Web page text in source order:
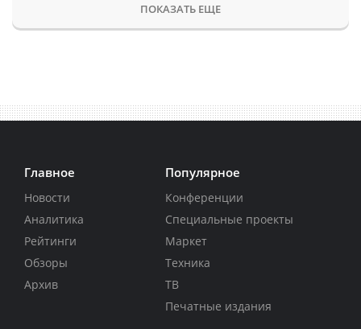
ПОКАЗАТЬ ЕЩЕ
Главное
Новости
Аналитика
Рейтинги
Обзоры
Архив
Популярное
Конференции
Специальные проекты
Маркет
Техника
ТВ
Печатные издания